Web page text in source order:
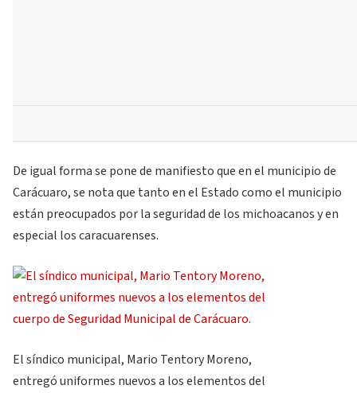
De igual forma se pone de manifiesto que en el municipio de
Carácuaro, se nota que tanto en el Estado como el municipio
están preocupados por la seguridad de los michoacanos y en
especial los caracuarenses.
El síndico municipal, Mario Tentory Moreno,
entregó uniformes nuevos a los elementos del